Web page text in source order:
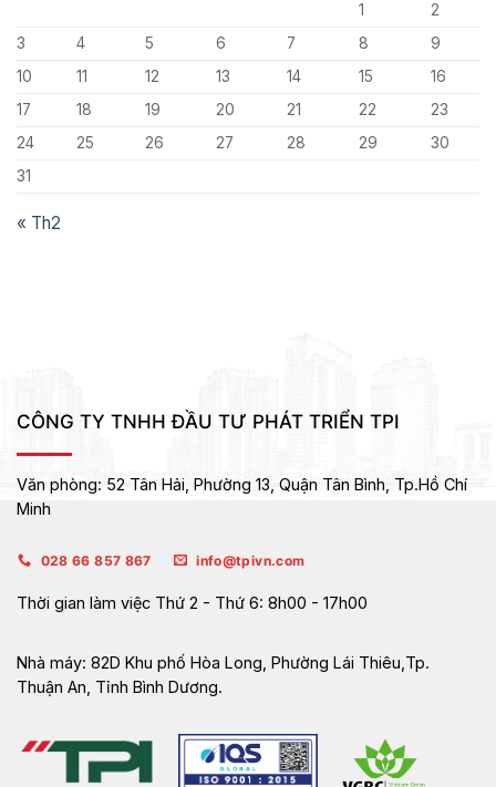
1
2
3
4 5 6 7 8
9
10
11 12 13 14 15
16
17
18 19 20 21 22
23
24
25 26 27 28 29
30
31
« Th2
CÔNG TY TNHH ĐẦU TƯ PHÁT TRIỂN TPI
Văn phòng: 52 Tân Hải, Phường 13, Quận Tân Bình, Tp.Hồ Chí
Minh
028 66 857 867 info@tpivn.com
Thời gian làm việc Thứ 2 - Thứ 6: 8h00 - 17h00
Nhà máy: 82D Khu phố Hòa Long, Phường Lái Thiêu,Tp.
Thuận An, Tỉnh Bình Dương.